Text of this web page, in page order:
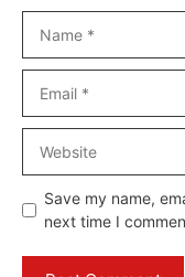
Save my name,
next time I